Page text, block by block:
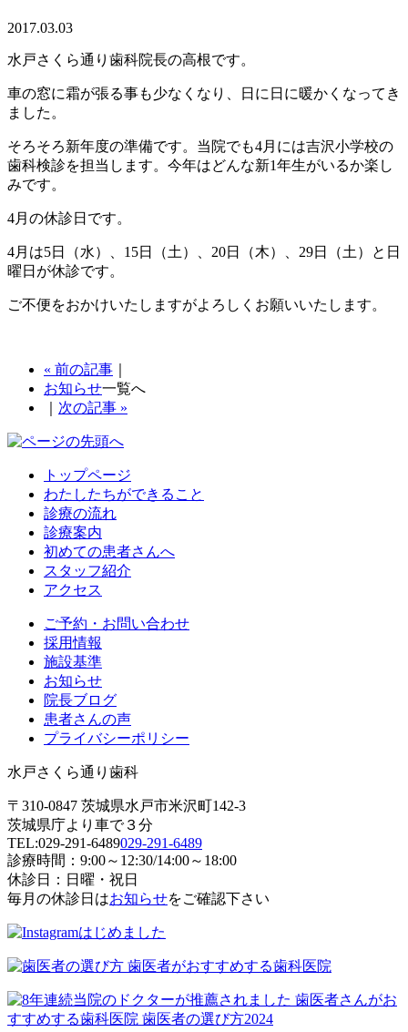
2017.03.03
水戸さくら通り歯科院長の高根です。
車の窓に霜が張る事も少なくなり、日に日に暖かくなってき
ました。
そろそろ新年度の準備です。当院でも4月には吉沢小学校の
歯科検診を担当します。今年はどんな新1年生がいるか楽し
みです。
4月の休診日です。
4月は5日（水）、15日（土）、20日（木）、29日（土）と日
曜日が休診です。
ご不便をおかけいたしますがよろしくお願いいたします。
« 前の記事
お知らせ一覧へ
次の記事 »
トップページ
わたしたちができること
診療の流れ
診療案内
初めての患者さんへ
スタッフ紹介
アクセス
ご予約・お問い合わせ
採用情報
施設基準
お知らせ
院長ブログ
患者さんの声
プライバシーポリシー
水戸さくら通り歯科
〒310-0847 茨城県水戸市米沢町142-3
茨城県庁より車で３分
TEL:029-291-6489029-291-6489
診療時間：9:00～12:30/14:00～18:00
休診日：日曜・祝日
毎月の休診日はお知らせをご確認下さい